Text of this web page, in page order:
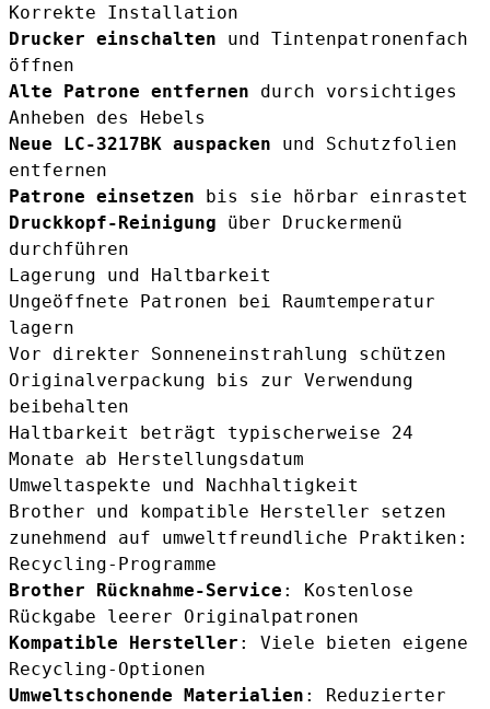
Korrekte Installation
Drucker einschalten und Tintenpatronenfach
öffnen
Alte Patrone entfernen durch vorsichtiges
Anheben des Hebels
Neue LC-3217BK auspacken und Schutzfolien
entfernen
Patrone einsetzen bis sie hörbar einrastet
Druckkopf-Reinigung über Druckermenü
durchführen
Lagerung und Haltbarkeit
Ungeöffnete Patronen bei Raumtemperatur
lagern
Vor direkter Sonneneinstrahlung schützen
Originalverpackung bis zur Verwendung
beibehalten
Haltbarkeit beträgt typischerweise 24
Monate ab Herstellungsdatum
Umweltaspekte und Nachhaltigkeit
Brother und kompatible Hersteller setzen
zunehmend auf umweltfreundliche Praktiken:
Recycling-Programme
Brother Rücknahme-Service : Kostenlose
Rückgabe leerer Originalpatronen
Kompatible Hersteller : Viele bieten eigene
Recycling-Optionen
Umweltschonende Materialien : Reduzierter